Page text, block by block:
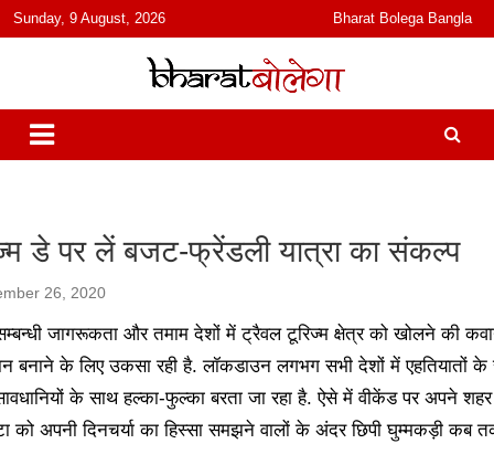
content
Sunday, 9 August, 2026 Bharat Bolega Bangla
भारत बोलेगा
हिंदी में समाचार, विचार, ऑडियो, वीडियो और फ़ीचर. भारत बोलेगा हिंदी न्यूज़ वेबसाइट
India: News, Views, Info, Trends & Podcast I जानकारी भी समझदारी भी
और पॉडकास्ट
डे पर लें बजट-फ्रेंडली यात्रा का संकल्प
26, 2020
जागरूकता और तमाम देशों में ट्रैवल टूरिज्म क्षेत्र को खोलने की
बनाने के लिए उकसा रही है. लॉकडाउन लगभग सभी देशों में एहतियातों के
के साथ हल्का-फुल्का बरता जा रहा है. ऐसे में वीकेंड पर अपने
को अपनी दिनचर्या का हिस्सा समझने वालों के अंदर छिपी घुम्मकड़ी कब